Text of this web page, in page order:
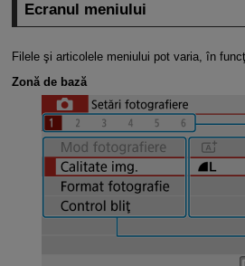
Ecranul meniului
Filele şi articolele meniului pot varia, în
Zonă de bază